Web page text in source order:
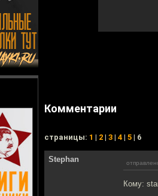
Комментарии
cтраницы: 1 | 2 | 3 | 4 | 5 | 6
Stephan
Кому: